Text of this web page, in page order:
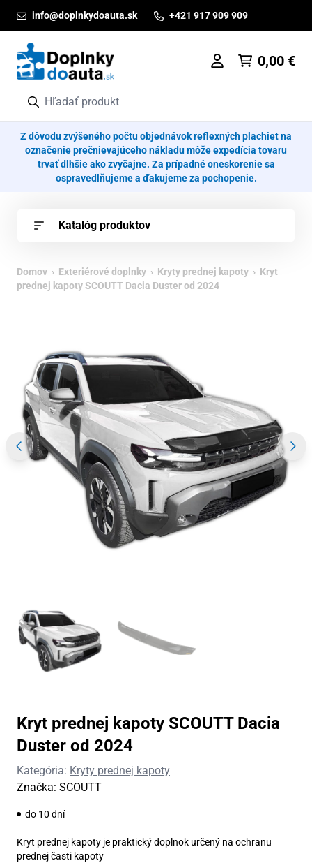
info@doplnkydoauta.sk +421 917 909 909
0,00 €
Z dôvodu zvýšeného počtu objednávok reflexných plachiet na
označenie prečnievajúceho nákladu môže expedícia tovaru
trvať dlhšie ako zvyčajne. Za prípadné oneskorenie sa
ospravedlňujeme a ďakujeme za pochopenie.
Katalóg produktov
Domov › Exteriérové doplnky › Kryty prednej kapoty › Kryt
prednej kapoty SCOUTT Dacia Duster od 2024
Kryt prednej kapoty SCOUTT Dacia
Duster od 2024
Kategória: Kryty prednej kapoty
Značka: SCOUTT
do 10 dní
Kryt prednej kapoty je praktický doplnok určený na ochranu
prednej časti kapoty